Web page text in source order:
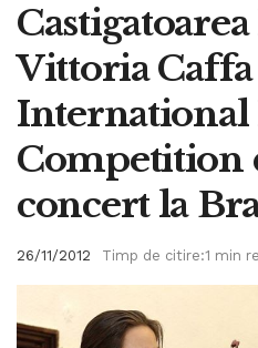
Vittoria
International
Competition
concert la
26/11/2012 Timp de citire:1 min